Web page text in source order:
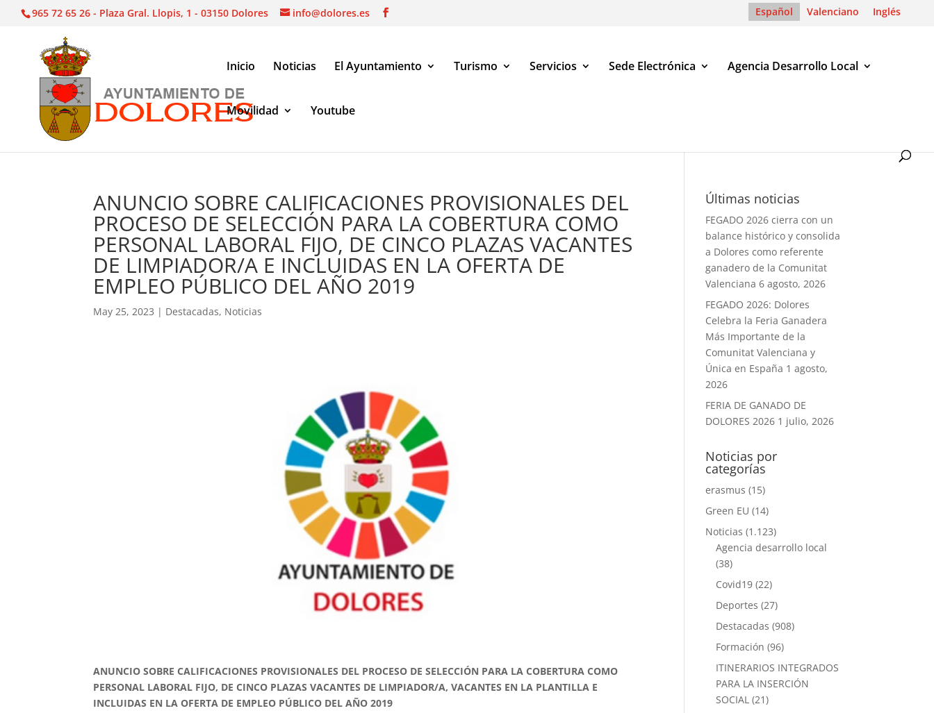
965 72 65 26 - Plaza Gral. Llopis, 1 - 03150 Dolores info@dolores.es Español Valenciano Inglés
Inicio Noticias El Ayuntamiento Turismo Servicios Sede Electrónica Agencia Desarrollo Local
Movilidad Youtube
ANUNCIO SOBRE CALIFICACIONES PROVISIONALES DEL
PROCESO DE SELECCIÓN PARA LA COBERTURA COMO
PERSONAL LABORAL FIJO, DE CINCO PLAZAS VACANTES
DE LIMPIADOR/A E INCLUIDAS EN LA OFERTA DE
EMPLEO PÚBLICO DEL AÑO 2019
May 25, 2023 | Destacadas, Noticias
ANUNCIO SOBRE CALIFICACIONES PROVISIONALES DEL PROCESO DE SELECCIÓN PARA LA COBERTURA COMO
PERSONAL LABORAL FIJO, DE CINCO PLAZAS VACANTES DE LIMPIADOR/A, VACANTES EN LA PLANTILLA E
INCLUIDAS EN LA OFERTA DE EMPLEO PÚBLICO DEL AÑO 2019
Últimas noticias
FEGADO 2026 cierra con un
balance histórico y consolida
a Dolores como referente
ganadero de la Comunitat
Valenciana 6 agosto, 2026
FEGADO 2026: Dolores
Celebra la Feria Ganadera
Más Importante de la
Comunitat Valenciana y
Única en España 1 agosto,
2026
FERIA DE GANADO DE
DOLORES 2026 1 julio, 2026
Noticias por
categorías
erasmus (15)
Green EU (14)
Noticias (1.123)
Agencia desarrollo local
(38)
Covid19 (22)
Deportes (27)
Destacadas (908)
Formación (96)
ITINERARIOS INTEGRADOS
PARA LA INSERCIÓN
SOCIAL (21)